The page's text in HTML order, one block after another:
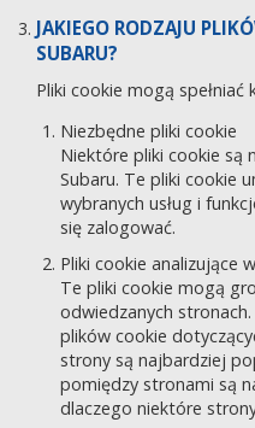
JAKIEGO RODZAJU
SUBARU?
Pliki cookie mogą spełniać
Niezbędne pliki cookie
Niektóre pliki cookie są
Subaru. Te pliki cookie
wybranych usług i
się zalogować.
Pliki cookie analizujące
Te pliki cookie mogą
odwiedzanych
plików cookie
strony są najbardziej
pomiędzy stronami są
dlaczego niektóre